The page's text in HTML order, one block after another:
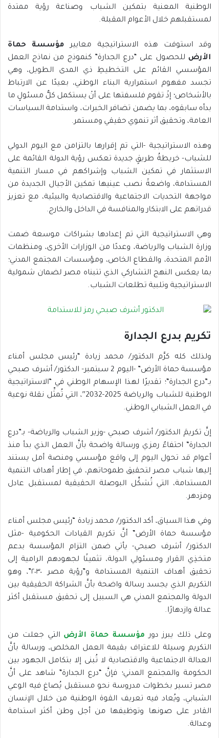
الوطنية المعنية بتمكين الشباب وصناعة رؤية ممتدة
لمستقبلهم خلال الأعوام المقبلة.
وقد استوفت هذه الاستراتيجية معايير مؤسسة حماة
الأرض للحصول على “درع الجدارة” كنموذج من نماذج العمل
المؤسسي القائم على التخطيطِ ذي المدى الطويل، وهي
تجسد مفهوم استمرارية البناء الوطني، بعيدًا عن الارتباط
بالأشخاص؛ إذْ تقوم فلسفتها على أنْ يستكمل كلُّ مسئولٍ ما
بدأه سابقوه، بما يضمن تضافر الخبرات، واستدامة السياسات
العامة، وتحقيق أثر تنموي حقيقي ومستمر.
وهذه الاستراتيجية -التي تم إقرارها بالتزامن مع اليوم الدولي
للشباب- خريطةُ طريقٍ جديدة تعكس رؤية الدولة القائمة على
الاستثمار في تمكين الشباب وإشراكهم في مسار التنمية
المستدامة، واضعةً نصب عينيها تمكين الأجيال الجديدة من
مواجهة التحديات الاجتماعية والاقتصادية والبيئية، مع تعزيز
قدراتهم على الابتكار والمنافسة في الداخل والخارج.
وهي الاستراتيجية التي تم إعدادها بشراكات موسعة ضمت
وزارة الشباب والرياضة، وعددًا من الوزارات الأخرى، ومنظمات
الأمم المتحدة، والقطاع الخاص، ومؤسسات المجتمع المدني؛
بما يعكس النهج التشاركي الذي تتبناه مصر لضمان شمولية
الاستراتيجية وتلبية تطلعات الشباب.
تكريم بدرع الجدارة
ولذلك كله كرَّم الدكتور/ محمد زيادة “رئيس مجلس أمناء
مؤسسة حماة الأرض” -اليوم 2 سبتمبر- الدكتور/ أشرف صبحي
بـ”درع الجدارة”؛ تقديرًا لهذا الإسهام الوطني في “الاستراتيجية
الوطنية للشباب والرياضة 2025-2032″، التي تُمثِّل نقلة نوعية
في العمل الشبابي الوطني.
إنَّ تكريمَ الدكتور/ أشرف صبحي -وزير الشباب والرياضة- بـ”درع
الجدارة” احتفاءٌ رمزي ورسالة واضحة بأنَّ العمل الذي بدأ منذ
أعوام قد تحول اليوم إلى واقع مؤسسي ومنصة أمل يستند
إليها شباب مصر لتحقيق طموحاتهم، في إطار أهداف التنمية
المستدامة، التي تُشكِّل البوصلة الحقيقية لمستقبل عادل
ومزدهر.
وفي هذا السياق، أكد الدكتور/ محمد زيادة “رئيس مجلس أمناء
مؤسسة حماة الأرض” أنَّ تكريم القيادات الحكومية -مثل
الدكتور/ أشرف صبحي- يأتي ضمن التزام المؤسسة بدعم
متخذِي القرار ومسئولِي الدولة، تثمينًا لجهودهم الرامية إلى
تحقيق أهداف التنمية المستدامة و”رؤية مصر ٢٠٣٠”، وهو
التكريم الذي يجسد رسالة واضحة بأنَّ الشراكة الحقيقية بين
الدولة والمجتمع المدني هي السبيل إلى تحقيق مستقبل أكثر
عدالة وازدهارًا.
وعلى ذلك يبرز دور مؤسسة حماة الأرض التي جعلت من
التكريم وسيلة للاعتراف بقيمة العمل المخلص، ورسالة بأنَّ
العدالة الاجتماعية والاقتصادية لا تُبنى إلا بتكامل الجهود بين
الحكومة والمجتمع المدني؛ فإنَّ “درع الجدارة” شاهد على أنَّ
مصر تسير بخطوات مدروسة نحو مستقبل يُصاغ فيه الوعي
الشبابي، ويُعاد فيه تعريف القوة الوطنية من خلال الإنسان
القادر على صونها وتوظيفها من أجل وطن أكثر استدامة
وعدالة.